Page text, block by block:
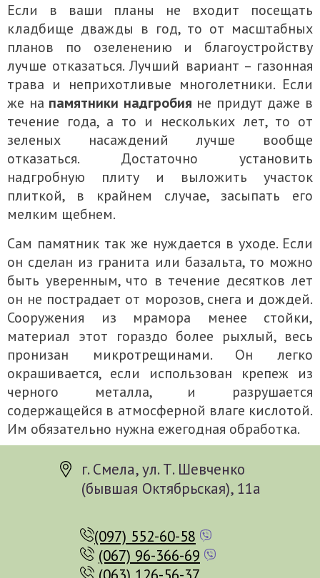
Если в ваши планы не входит посещать
кладбище дважды в год, то от масштабных
планов по озеленению и благоустройству
лучше отказаться. Лучший вариант – газонная
трава и неприхотливые многолетники. Если
же на памятники надгробия не придут даже в
течение года, а то и нескольких лет, то от
зеленых насаждений лучше вообще
отказаться. Достаточно установить
надгробную плиту и выложить участок
плиткой, в крайнем случае, засыпать его
мелким щебнем.
Сам памятник так же нуждается в уходе. Если
он сделан из гранита или базальта, то можно
быть уверенным, что в течение десятков лет
он не пострадает от морозов, снега и дождей.
Сооружения из мрамора менее стойки,
материал этот гораздо более рыхлый, весь
пронизан микротрещинами. Он легко
окрашивается, если использован крепеж из
черного металла, и разрушается
содержащейся в атмосферной влаге кислотой.
Им обязательно нужна ежегодная обработка.
г. Смела, ул. Т. Шевченко
(бывшая Октябрьская), 11а
(097) 552-60-58
(067) 96-366-69